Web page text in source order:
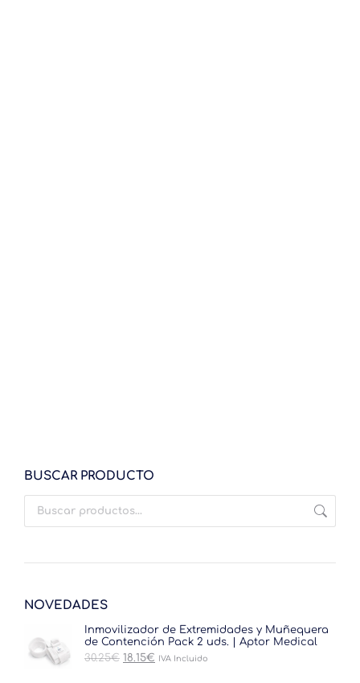
opciones
pueden
en
producto
BUSCAR PRODUCTO
NOVEDADES
Inmovilizador de Extremidades y Muñequera
de Contención Pack 2 uds. | Aptor Medical
30.25€ El
18.15€ El
IVA Incluido